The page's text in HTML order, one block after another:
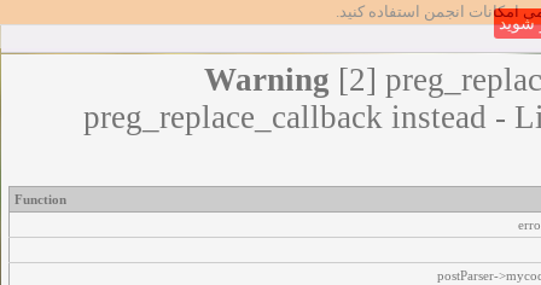
امکانات انجمن استفاده کنید.
Warning [2]
preg_replace_callback instead -
Function
postParser-